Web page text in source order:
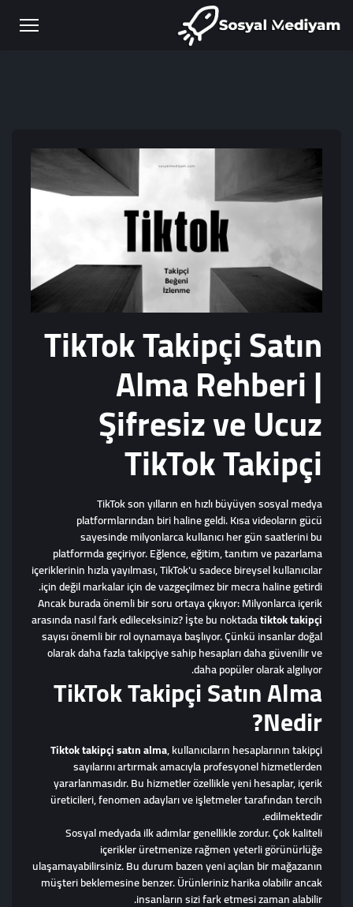
TikTok Takipçi Satın
Alma Rehberi |
Şifresiz ve Ucuz
TikTok Takipçi
TikTok son yılların en hızlı büyüyen sosyal medya
platformlarından biri haline geldi. Kısa videoların gücü
sayesinde milyonlarca kullanıcı her gün saatlerini bu
platformda geçiriyor. Eğlence, eğitim, tanıtım ve pazarlama
içeriklerinin hızla yayılması, TikTok'u sadece bireysel kullanıcılar
için değil markalar için de vazgeçilmez bir mecra haline getirdi.
Ancak burada önemli bir soru ortaya çıkıyor: Milyonlarca içerik
arasında nasıl fark edileceksiniz? İşte bu noktadatiktok takipçi
sayısı önemli bir rol oynamaya başlıyor. Çünkü insanlar doğal
olarak daha fazla takipçiye sahip hesapları daha güvenilir ve
daha popüler olarak algılıyor.
TikTok Takipçi Satın Alma
Nedir?
Tiktok takipçi satın alma, kullanıcıların hesaplarının takipçi
sayılarını artırmak amacıyla profesyonel hizmetlerden
yararlanmasıdır. Bu hizmetler özellikle yeni hesaplar, içerik
üreticileri, fenomen adayları ve işletmeler tarafından tercih
edilmektedir.
Sosyal medyada ilk adımlar genellikle zordur. Çok kaliteli
içerikler üretmenize rağmen yeterli görünürlüğe
ulaşamayabilirsiniz. Bu durum bazen yeni açılan bir mağazanın
müşteri beklemesine benzer. Ürünleriniz harika olabilir ancak
insanların sizi fark etmesi zaman alabilir.